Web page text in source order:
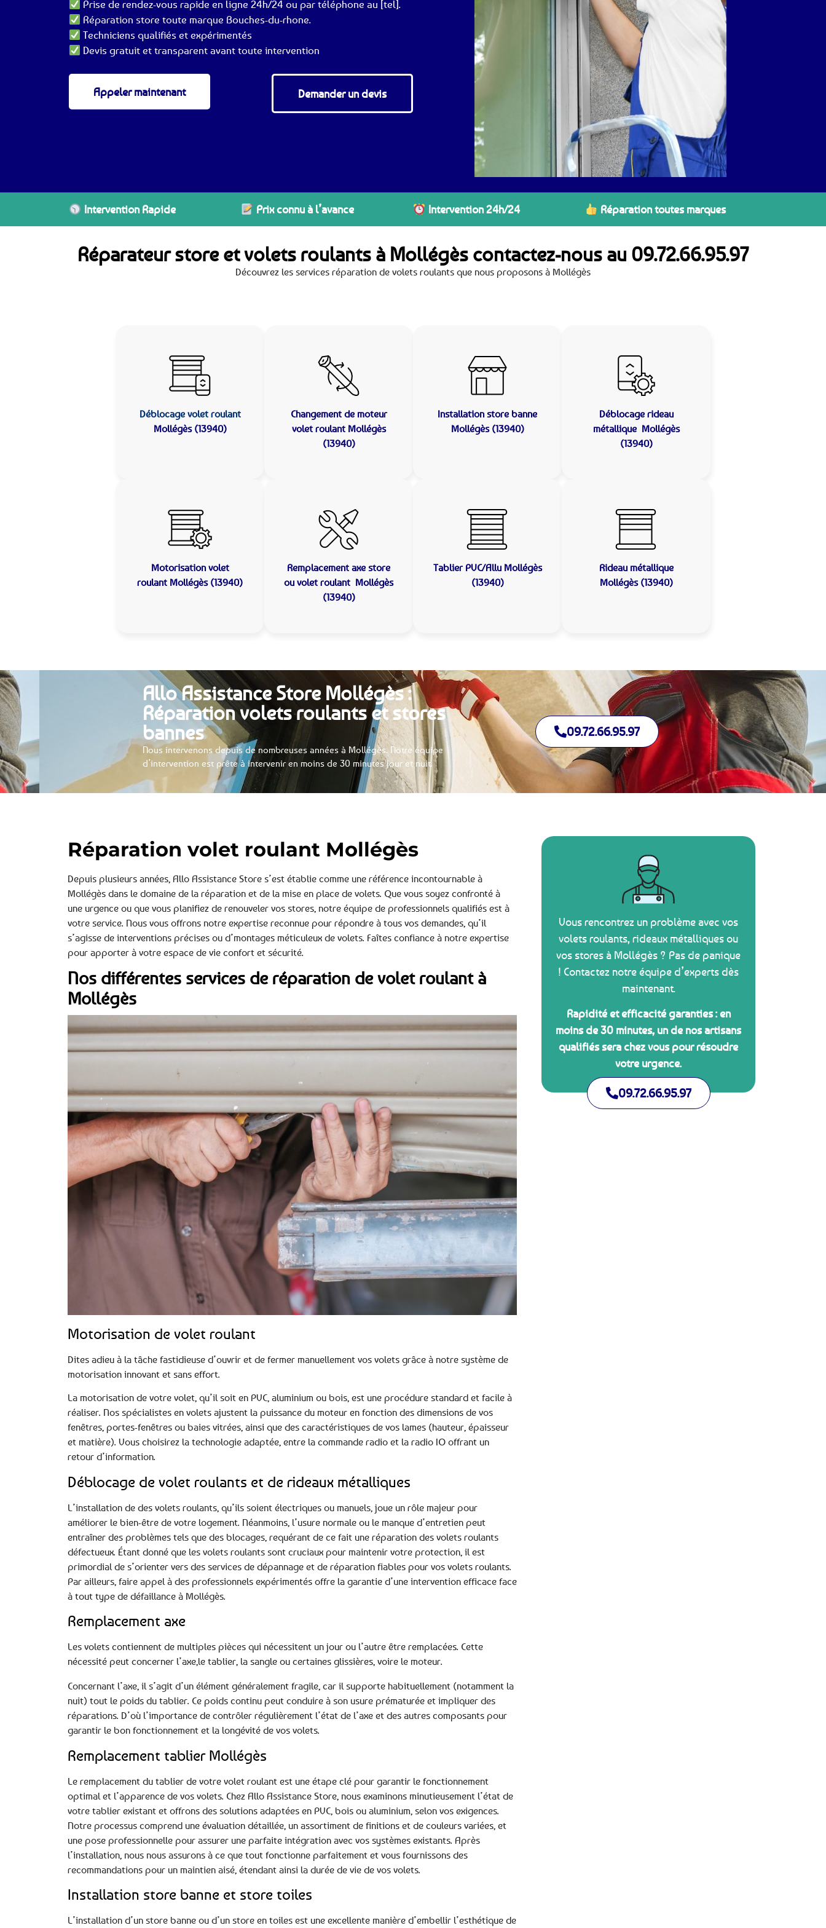
Prise de rendez-vous rapide en ligne 24h/24 ou par téléphone au [tel].
Réparation store toute marque Bouches-du-rhone.
Techniciens qualifiés et expérimentés
Devis gratuit et transparent avant toute intervention
Appeler maintenant Demander un devis
Intervention Rapide Prix connu à l’avance Intervention 24h/24 Réparation toutes marques
Réparateur store et volets roulants à Mollégès contactez-nous au 09.72.66.95.97
Découvrez les services réparation de volets roulants que nous proposons à Mollégès
Déblocage volet roulant
Mollégès (13940)
Changement de moteur
volet roulant Mollégès
(13940)
Installation store banne
Mollégès (13940)
Déblocage rideau
métallique Mollégès
(13940)
Motorisation volet
roulant Mollégès (13940)
Remplacement axe store
ou volet roulant Mollégès
(13940)
Tablier PVC/Allu Mollégès
(13940)
Rideau métallique
Mollégès (13940)
Allo Assistance Store Mollégès :
Réparation volets roulants et stores
bannes
Nous intervenons depuis de nombreuses années à Mollégès. Notre équipe
d’intervention est prête à intervenir en moins de 30 minutes jour et nuit.
09.72.66.95.97
Réparation volet roulant Mollégès
Depuis plusieurs années, Allo Assistance Store s’est établie comme une référence incontournable à
Mollégès dans le domaine de la réparation et de la mise en place de volets. Que vous soyez confronté à
une urgence ou que vous planifiez de renouveler vos stores, notre équipe de professionnels qualifiés est à
votre service. Nous vous offrons notre expertise reconnue pour répondre à tous vos demandes, qu’il
s’agisse de interventions précises ou d’montages méticuleux de volets. Faîtes confiance à notre expertise
pour apporter à votre espace de vie confort et sécurité.
Nos différentes services de réparation de volet roulant à
Mollégès
Motorisation de volet roulant
Dites adieu à la tâche fastidieuse d’ouvrir et de fermer manuellement vos volets grâce à notre système de
motorisation innovant et sans effort.
La motorisation de votre volet, qu’il soit en PVC, aluminium ou bois, est une procédure standard et facile à
réaliser. Nos spécialistes en volets ajustent la puissance du moteur en fonction des dimensions de vos
fenêtres, portes-fenêtres ou baies vitrées, ainsi que des caractéristiques de vos lames (hauteur, épaisseur
et matière). Vous choisirez la technologie adaptée, entre la commande radio et la radio IO offrant un
retour d’information.
Déblocage de volet roulants et de rideaux métalliques
L’installation de des volets roulants, qu’ils soient électriques ou manuels, joue un rôle majeur pour
améliorer le bien-être de votre logement. Néanmoins, l’usure normale ou le manque d’entretien peut
entraîner des problèmes tels que des blocages, requérant de ce fait une réparation des volets roulants
défectueux. Étant donné que les volets roulants sont cruciaux pour maintenir votre protection, il est
primordial de s’orienter vers des services de dépannage et de réparation fiables pour vos volets roulants.
Par ailleurs, faire appel à des professionnels expérimentés offre la garantie d’une intervention efficace face
à tout type de défaillance à Mollégès.
Remplacement axe
Les volets contiennent de multiples pièces qui nécessitent un jour ou l’autre être remplacées. Cette
nécessité peut concerner l’axe,le tablier, la sangle ou certaines glissières, voire le moteur.
Concernant l’axe, il s’agit d’un élément généralement fragile, car il supporte habituellement (notamment la
nuit) tout le poids du tablier. Ce poids continu peut conduire à son usure prématurée et impliquer des
réparations. D’où l’importance de contrôler régulièrement l’état de l’axe et des autres composants pour
garantir le bon fonctionnement et la longévité de vos volets.
Remplacement tablier Mollégès
Le remplacement du tablier de votre volet roulant est une étape clé pour garantir le fonctionnement
optimal et l’apparence de vos volets. Chez Allo Assistance Store, nous examinons minutieusement l’état de
votre tablier existant et offrons des solutions adaptées en PVC, bois ou aluminium, selon vos exigences.
Notre processus comprend une évaluation détaillée, un assortiment de finitions et de couleurs variées, et
une pose professionnelle pour assurer une parfaite intégration avec vos systèmes existants. Après
l’installation, nous nous assurons à ce que tout fonctionne parfaitement et vous fournissons des
recommandations pour un maintien aisé, étendant ainsi la durée de vie de vos volets.
Installation store banne et store toiles
L’installation d’un store banne ou d’un store en toiles est une excellente manière d’embellir l’esthétique de
Vous rencontrez un problème avec vos
volets roulants, rideaux métalliques ou
vos stores à Mollégès ? Pas de panique
! Contactez notre équipe d’experts dès
maintenant.
Rapidité et efficacité garanties : en
moins de 30 minutes, un de nos artisans
qualifiés sera chez vous pour résoudre
votre urgence.
09.72.66.95.97